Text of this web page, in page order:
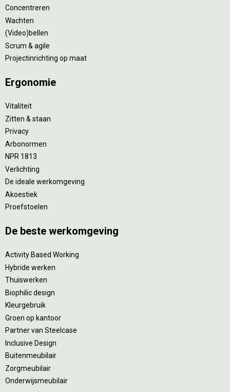
Concentreren
Wachten
(Video)bellen
Scrum & agile
Projectinrichting op maat
Ergonomie
Vitaliteit
Zitten & staan
Privacy
Arbonormen
NPR 1813
Verlichting
De ideale werkomgeving
Akoestiek
Proefstoelen
De beste werkomgeving
Activity Based Working
Hybride werken
Thuiswerken
Biophilic design
Kleurgebruik
Groen op kantoor
Partner van Steelcase
Inclusive Design
Buitenmeubilair
Zorgmeubilair
Onderwijsmeubilair